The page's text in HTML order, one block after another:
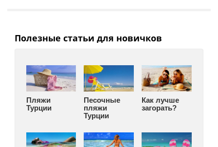
Полезные статьи для новичков
Пляжи
Турции
Песочные
пляжи
Турции
Как лучше
загорать?